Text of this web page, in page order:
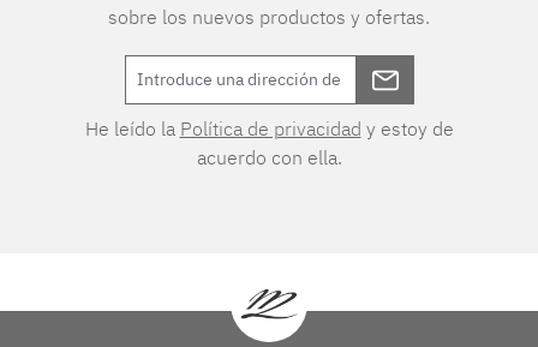
sobre los nuevos productos y ofertas.
He leído la Política de privacidad y estoy de
acuerdo con ella.